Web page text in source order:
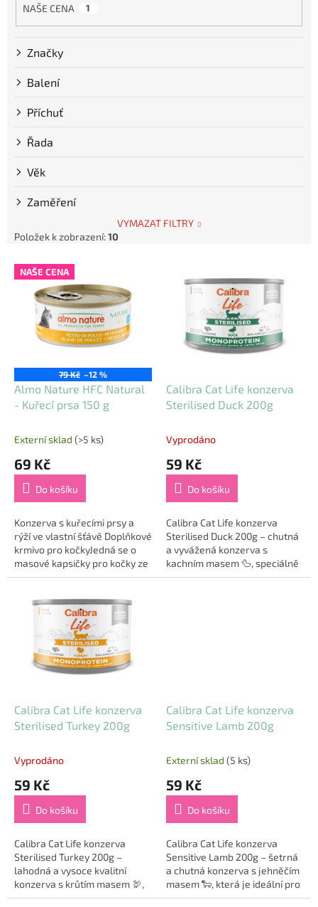
NAŠE CENA 1
Značky
Balení
Příchuť
Řada
Věk
Zaměření
VYMAZAT FILTRY
Položek k zobrazení:10
V NAŠE CENA
79 Kč –12 %
Almo Nature HFC Natural
- Kuřecí prsa 150 g
Externí sklad (>5 ks)
69 Kč
Do košíku
Konzerva s kuřecími prsy a
rýží ve vlastní šťávě Doplňkové
krmivo pro kočkyJedná se o
masové kapsičky pro kočky ze
100 % surovin v HFC kvalitě
Calibra Cat Life konzerva
Sterilised Duck 200g
Vyprodáno
59 Kč
Do košíku
Calibra Cat Life konzerva
Sterilised Duck 200g – chutná
a vyvážená konzerva s
kachním masem 🦆, speciálně
vyvinutá pro sterilizované a
Calibra Cat Life konzerva
Sterilised Turkey 200g
Vyprodáno
59 Kč
Do košíku
Calibra Cat Life konzerva
Sterilised Turkey 200g –
lahodná a vysoce kvalitní
konzerva s krůtím masem 🦃,
speciálně vyvinutá pro
Calibra Cat Life konzerva
Sensitive Lamb 200g
Externí sklad (5 ks)
59 Kč
Do košíku
Calibra Cat Life konzerva
Sensitive Lamb 200g – šetrná
a chutná konzerva s jehněčím
masem 🐑, která je ideální pro
dospělé kočky s citlivým